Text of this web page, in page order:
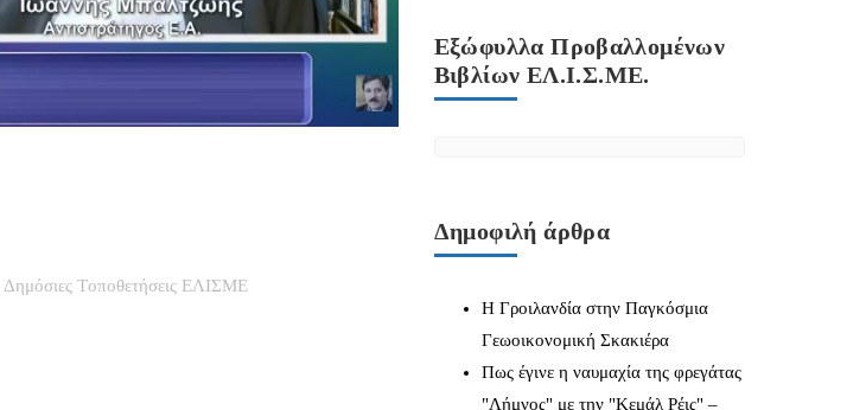
Δημόσιες Tοποθετήσεις ΕΛΙΣΜΕ
Εξώφυλλα Προβαλλομένων
Βιβλίων ΕΛ.Ι.Σ.ΜΕ.
Δημοφιλή άρθρα
Η Γροιλανδία στην Παγκόσμια
Γεωοικονομική Σκακιέρα
Πως έγινε η ναυμαχία της φρεγάτας
"Λήμνος" με την "Κεμάλ Ρέις" –